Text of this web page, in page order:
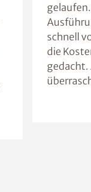
schnell
die
gedacht.